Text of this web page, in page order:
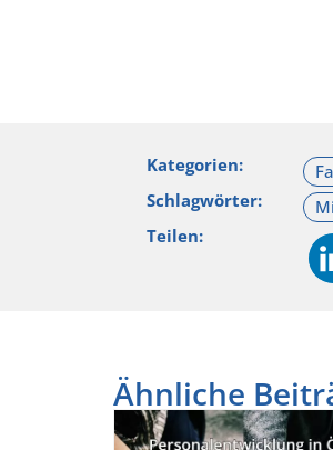
Kategorien:
Schlagwörter:
Teilen:
Ähnliche